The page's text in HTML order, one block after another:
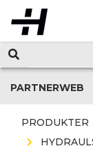
PARTNERWEB
PRODUKTER